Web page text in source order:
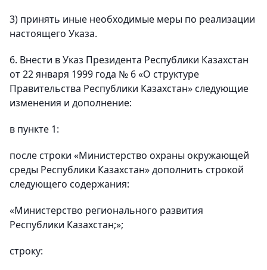
3) принять иные необходимые меры по реализации
настоящего Указа.
6. Внести в Указ Президента Республики Казахстан
от 22 января 1999 года № 6 «О структуре
Правительства Республики Казахстан» следующие
изменения и дополнение:
в пункте 1:
после строки «Министерство охраны окружающей
среды Республики Казахстан» дополнить строкой
следующего содержания:
«Министерство регионального развития
Республики Казахстан;»;
строку: